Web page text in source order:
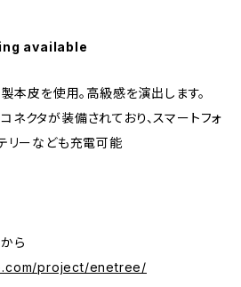
available
本皮を使用。高級感を演出します。
クタが装備されており、スマートフォ
リーなども充電可能
ら
project/enetree/